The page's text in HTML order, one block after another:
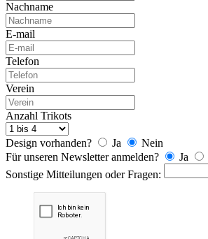
Nachname
E-mail
Telefon
Verein
Anzahl Trikots
Design vorhanden? Ja
Nein
Für unseren Newsletter anmelden?
Ja
Sonstige Mitteilungen oder Fragen: